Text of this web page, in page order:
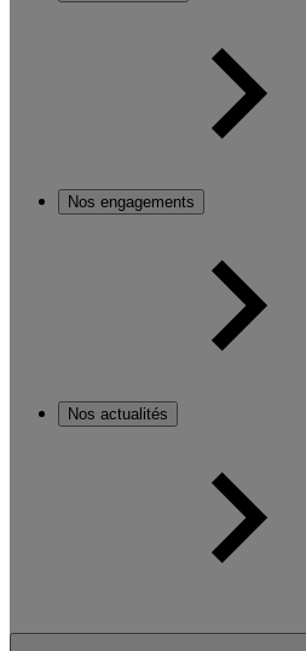
Nos engagements
Nos actualités